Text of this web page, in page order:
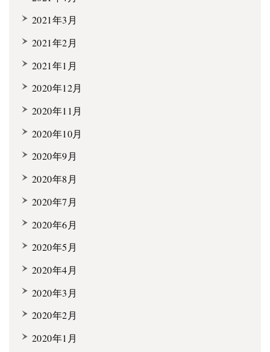
2021年3月
2021年2月
2021年1月
2020年12月
2020年11月
2020年10月
2020年9月
2020年8月
2020年7月
2020年6月
2020年5月
2020年4月
2020年3月
2020年2月
2020年1月